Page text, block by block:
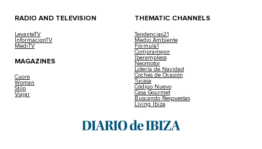
RADIO AND TELEVISION
LevanteTV
InformacionTV
MediTV
MAGAZINES
Cuore
Woman
Stilo
Viajar
THEMATIC CHANNELS
Tendencias21
Medio Ambiente
Fórmula1
Compramejor
Iberempleos
Neomotor
Lotería de Navidad
Coches de Ocasión
Tucasa
Código Nuevo
Casa Gourmet
Buscando Respuestas
Living Ibiza